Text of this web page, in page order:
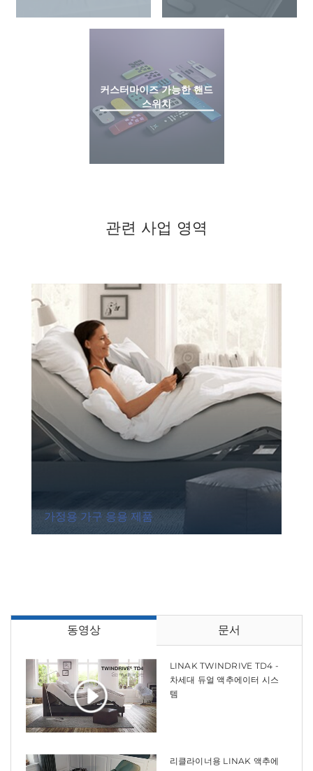
커스터마이즈 가능한 핸드
스위치
관련 사업 영역
가정용 가구 응용 제품
동영상 문서
LINAK TWINDRIVE TD4 -
차세대 듀얼 액추에이터 시스
템
리클라이너용 LINAK 액추에